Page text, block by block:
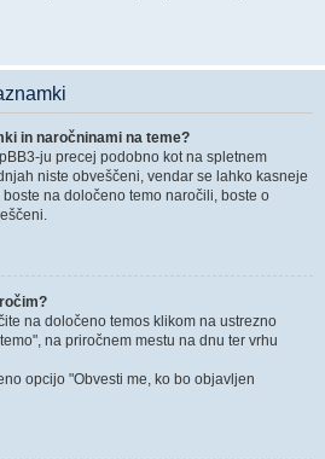
in naročninami na teme?
ju precej podobno kot na spletnem
niste obveščeni, vendar se lahko kasneje
na določeno temo naročili, boste o
na določeno temos klikom na ustrezno
na priročnem mestu na dnu ter vrhu
opcijo "Obvesti me, ko bo objavljen